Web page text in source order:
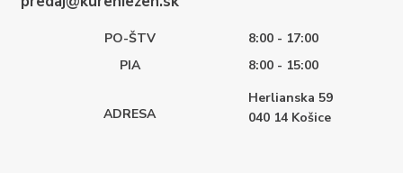
PO-ŠTV
8:00 - 17:00
PIA
8:00 - 15:00
ADRESA
Herlianska 59
040 14 Košice